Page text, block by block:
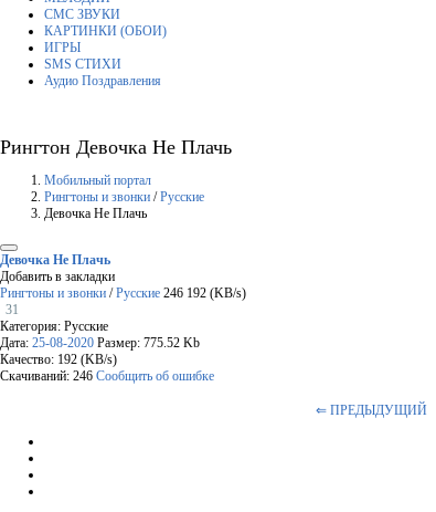
СМС ЗВУКИ
КАРТИНКИ (ОБОИ)
ИГРЫ
SMS СТИХИ
Аудио Поздравления
Рингтон Девочка Не Плачь
Мобильный портал
Рингтоны и звонки /Русские
Девочка Не Плачь
Девочка Не Плачь
Добавить в закладки
Рингтоны и звонки /Русские 246 192 (KB/s)
31
Категория: Русские
Дата: 25-08-2020 Размер: 775.52 Kb
Качество: 192 (KB/s)
Скачиваний: 246 Сообщить об ошибке
⇐ ПРЕДЫДУЩИЙ